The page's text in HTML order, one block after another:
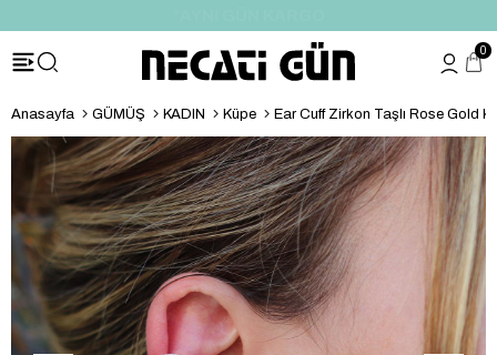
0
Anasayfa GÜMÜŞ KADIN Küpe Ear Cuff Zirkon Taşlı Rose Gold